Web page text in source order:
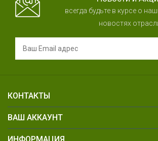
всегда будьте в курсе о
новостях
КОНТАКТЫ
ВАШ АККАУНТ
ИНФОРМАЦИЯ